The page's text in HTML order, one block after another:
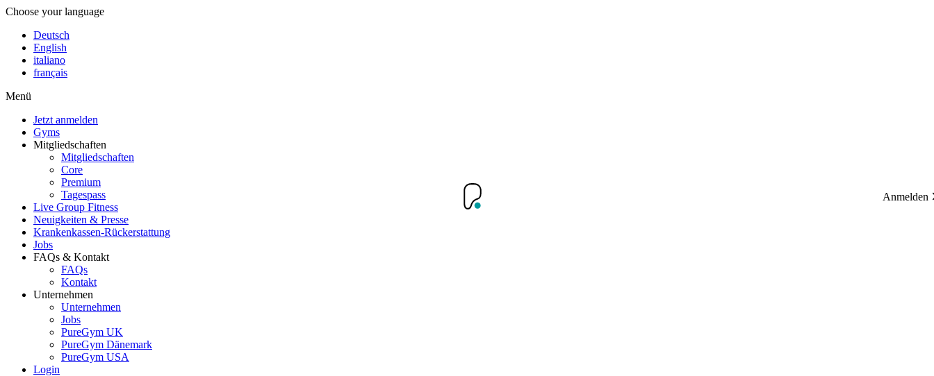
Choose your language
Deutsch
English
italiano
français
Menü
Jetzt anmelden
Gyms
Mitgliedschaften
Mitgliedschaften
Core
Premium
Tagespass
Live Group Fitness
Neuigkeiten & Presse
Krankenkassen-Rückerstattung
Jobs
FAQs & Kontakt
FAQs
Kontakt
Unternehmen
Unternehmen
Jobs
PureGym UK
PureGym Dänemark
PureGym USA
Login
Anmelden